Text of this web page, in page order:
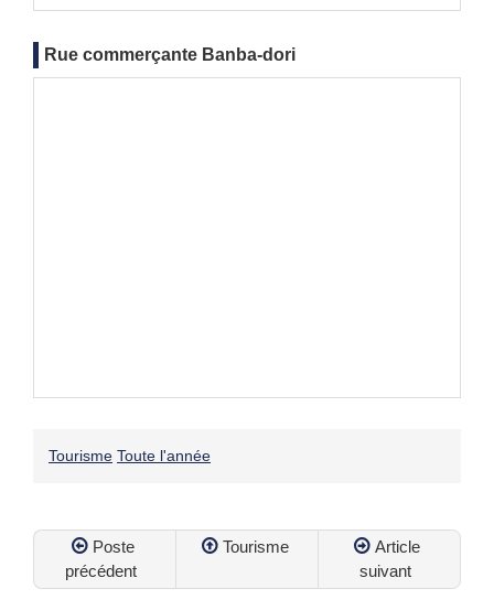
Rue commerçante Banba-dori
Tourisme Toute l'année
Poste
précédent
Tourisme
Article
suivant